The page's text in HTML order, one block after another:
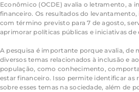
Econômico (OCDE) avalia o letramento, a
financeiro. Os resultados do
com término previsto para 7 de agosto,
aprimorar políticas públicas e iniciativas de
A pesquisa é importante porque avalia, de
diversos temas relacionados à inclusão e
população, como conhecimento,
estar financeiro. Isso permite identificar as
sobre esses temas na sociedade, além de